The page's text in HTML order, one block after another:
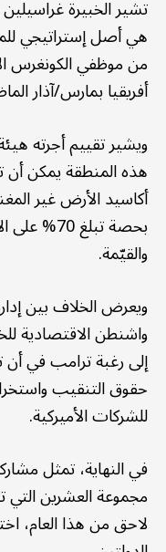
تشير الخبيرة
هي أصل إستراتيجي
من موظفي الكونغرس
أفريقيا بمارس/آذار
ويشير تقييم أجرته
أكاسيد الأرض غير
بحصة تبلغ
والقيّمة.
ويعرض الخلاف بين
واشنطن الاقتصادية
إلى رغبة ترامب في أن
حقوق التنقيب
للشركات الأميركية.
في النهاية، تمثل
مجموعة العشرين
لاحق من هذا العام،